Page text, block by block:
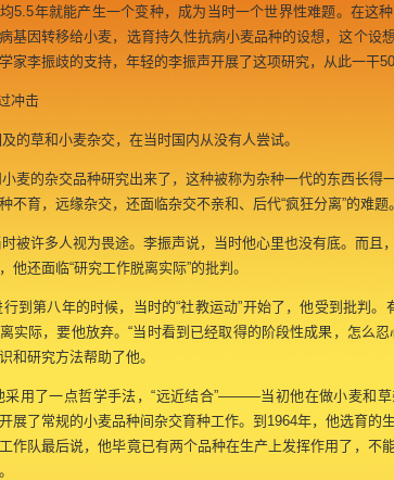
5.5年就能产生一个变种，成为当时一个世界性难题。在这
基因转移给小麦，选育持久性抗病小麦品种的设想，这个设
家李振歧的支持，年轻的李振声开展了这项研究，从此一干50
冲击
的草和小麦杂交，在当时国内从没有人尝试。
麦的杂交品种研究出来了，这种被称为杂种一代的东西长得
不育，远缘杂交，还面临杂交不亲和、后代“疯狂分离”的难题。
被许多人视为畏途。李振声说，当时他心里也没有底。而且
他还面临“研究工作脱离实际”的批判。
到第八年的时候，当时的“社教运动”开始了，他受到批判。
实际，要他放弃。“当时看到已经取得的阶段性成果，怎么
和研究方法帮助了他。
用了一点哲学手法，“远近结合”———当初他在做小麦和草
展了常规的小麦品种间杂交育种工作。到1964年，他选育的
作队最后说，他毕竟已有两个品种在生产上发挥作用了，不